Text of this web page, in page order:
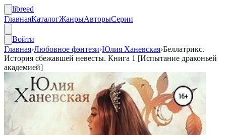
libreed
ГлавнаяКаталогЖанрыАвторыСерии
Войти
Главная›Любовное фэнтези›Юлия Ханевская›Беллатрикс.
История сбежавшей невесты. Книга 1 [Испытание драконьей
академией]